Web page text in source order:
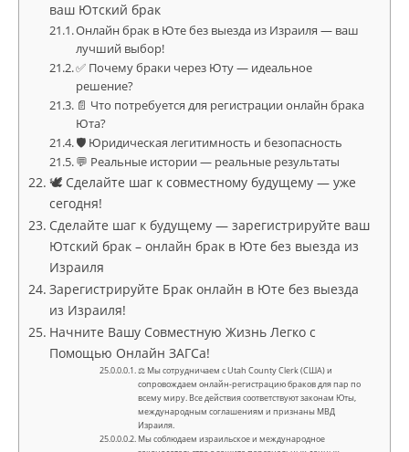
ваш Ютский брак
Онлайн брак в Юте без выезда из Израиля — ваш
лучший выбор!
✅ Почему браки через Юту — идеальное
решение?
📄 Что потребуется для регистрации онлайн брака
Юта?
🛡️ Юридическая легитимность и безопасность
💬 Реальные истории — реальные результаты
🕊️ Сделайте шаг к совместному будущему — уже
сегодня!
Сделайте шаг к будущему — зарегистрируйте ваш
Ютский брак – онлайн брак в Юте без выезда из
Израиля
Зарегистрируйте Брак онлайн в Юте без выезда
из Израиля!
Начните Вашу Совместную Жизнь Легко с
Помощью Онлайн ЗАГСа!
⚖ Мы сотрудничаем с Utah County Clerk (США) и
сопровождаем онлайн-регистрацию браков для пар по
всему миру. Все действия соответствуют законам Юты,
международным соглашениям и признаны МВД
Израиля.
Мы соблюдаем израильское и международное